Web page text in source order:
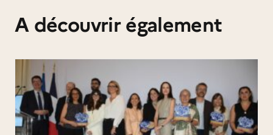
A découvrir également